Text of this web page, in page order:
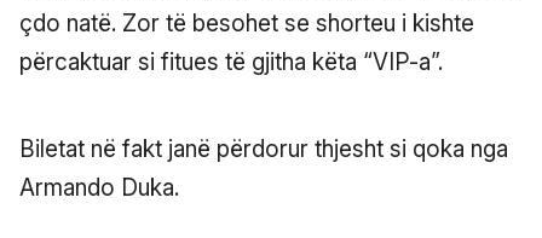
çdo natë. Zor të besohet se shorteu i kishte
përcaktuar si fitues të gjitha këta “VIP-a”.
Biletat në fakt janë përdorur thjesht si qoka nga
Armando Duka.